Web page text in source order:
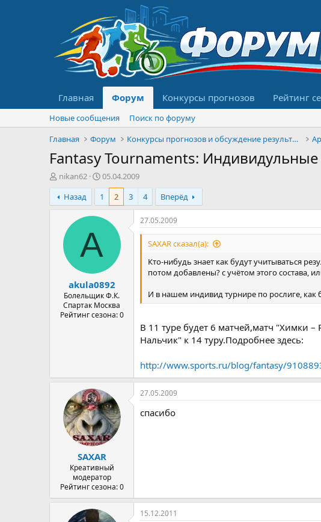
Главная Форум Конкурсы прогнозов Рейтинг
Новые сообщения
Поиск по форуму
Главная
Форум Конкурсы прогнозов и обсуждение результатов
Fantasy Tournaments:
А
в
т
о
м
nikan62
Д
а
т
а
н
а
а
05.04.2009
Назад
1 2 3 4 Вперёд
A
akula0892
Болельщик Ф.К.
Спартак Москва
Рейтинг сезона: 0
27.05.2009
SAXAR сказал(а):
Кто-нибудь знает как будут учитываться
потом добавлены? с учётом этого состава,
И в нашем индивид турнире по рослиге, как
В 11 туре будет 6 матчей,матч "Химки
Нальчик" к 14 туру.Подробнее здесь:
http://www.sports.ru/blog/fantasy/
SAXAR
Креативный
модератор
Рейтинг сезона: 0
27.05.2009
спасибо
15.12.2011